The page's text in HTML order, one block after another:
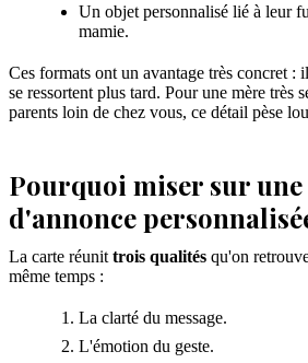
Un objet personnalisé lié à leur
mamie.
Ces formats ont un avantage très concret :
se ressortent plus tard. Pour une mère très
parents loin de chez vous, ce détail pèse
Pourquoi miser sur
d'annonce
La carte réunit trois qualités qu'on
même temps :
La clarté du message.
L'émotion du geste.